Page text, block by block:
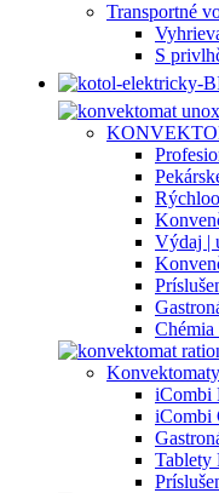
Transportné
S
Výdaj |
iCombi
iCombi